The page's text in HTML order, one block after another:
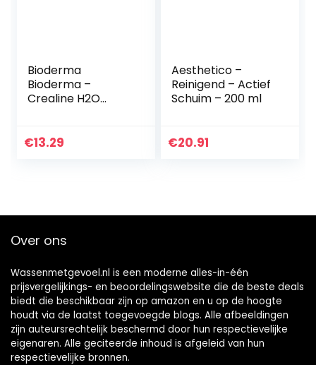
Bioderma
Bioderma –
Crealine H2O
Huid- Unisex, 500
€13.29
Aesthetico –
Reinigend – Actief
Schuim – 200 ml
€20.91
Over ons
Wassenmetgevoel.nl is een moderne alles-in-één
prijsvergelijkings- en beoordelingswebsite die de beste deals
biedt die beschikbaar zijn op amazon en u op de hoogte
houdt via de laatst toegevoegde blogs. Alle afbeeldingen
zijn auteursrechtelijk beschermd door hun respectievelijke
eigenaren. Alle geciteerde inhoud is afgeleid van hun
respectievelijke bronnen.